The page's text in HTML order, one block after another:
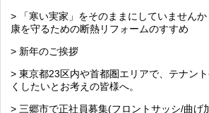
> 「寒い実家」をそのままにしていません
康を守るための断熱リフォームのすすめ
> 新年のご挨拶
> 東京都23区内や首都圏エリアで、テナン
くしたいとお考えの皆様へ。
> 三郷市で正社員募集(フロントサッシ/曲げ